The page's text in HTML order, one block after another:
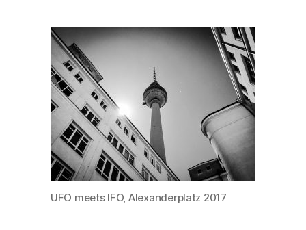
UFO meets IFO, Alexanderplatz 2017